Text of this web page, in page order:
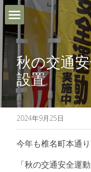
ホーム
Le Purtとは
利用FAQ
ご利用までの流れ
ブログ
お問い合わせ・ア
秋の交通
設置
2024年9月25日
今年も椎名町本通
「秋の交通安全運